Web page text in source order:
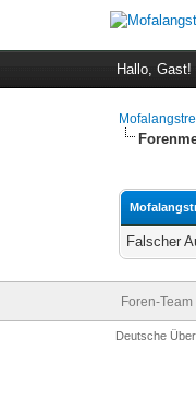
Hallo, Gast!
Falscher
Foren-Team
Deutsche